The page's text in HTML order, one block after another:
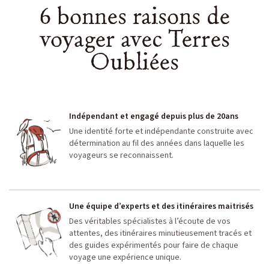
6 bonnes raisons de
voyager avec Terres
Oubliées
Indépendant et engagé depuis plus de 20ans
Une identité forte et indépendante construite avec
détermination au fil des années dans laquelle les
voyageurs se reconnaissent.
Une équipe d’experts et des itinéraires maitrisés
Des véritables spécialistes à l’écoute de vos
attentes, des itinéraires minutieusement tracés et
des guides expérimentés pour faire de chaque
voyage une expérience unique.